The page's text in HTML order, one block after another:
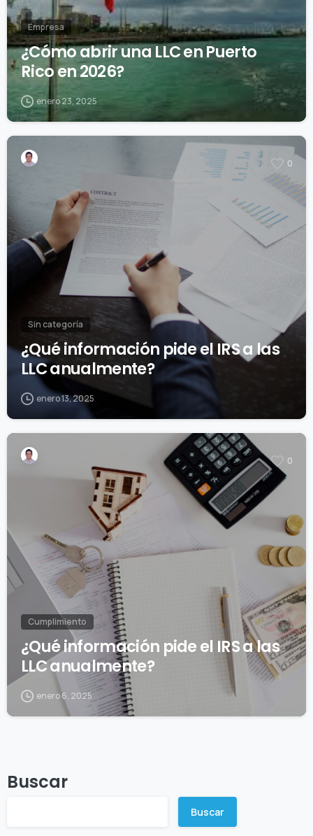
Empresa
¿Cómo abrir una LLC en Puerto
Rico en 2026?
enero 23, 2025
0
Sin categoría
¿Qué información pide el IRS a las
LLC anualmente?
enero 13, 2025
0
Cumplimiento
¿Qué información pide el IRS a las
LLC anualmente?
enero 6, 2025
Buscar
Buscar